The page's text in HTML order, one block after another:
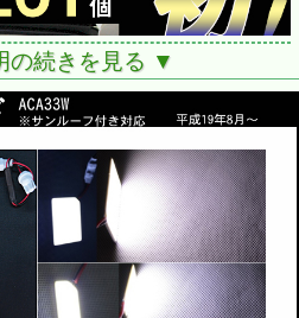
（※サンルーフ付き）
の続きを見る ▼